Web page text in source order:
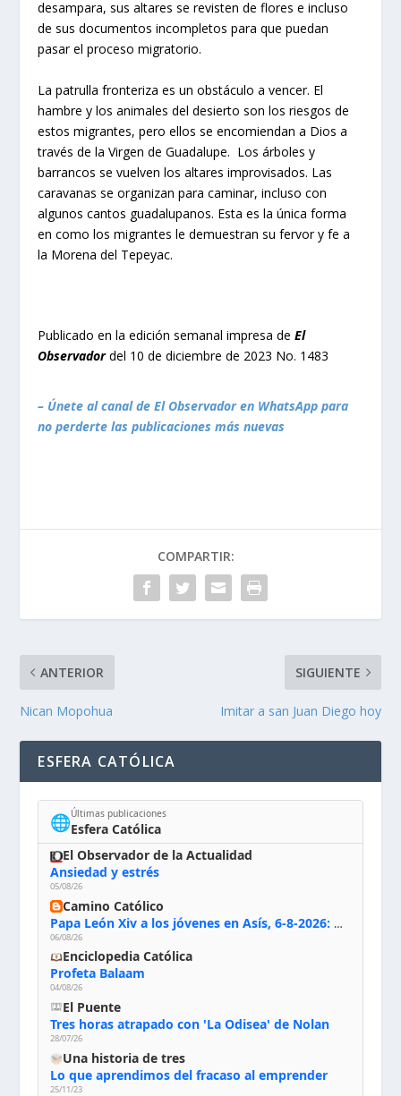
desampara, sus altares se revisten de flores e incluso
de sus documentos incompletos para que puedan
pasar el proceso migratorio.
La patrulla fronteriza es un obstáculo a vencer. El
hambre y los animales del desierto son los riesgos de
estos migrantes, pero ellos se encomiendan a Dios a
través de la Virgen de Guadalupe. Los árboles y
barrancos se vuelven los altares improvisados. Las
caravanas se organizan para caminar, incluso con
algunos cantos guadalupanos. Esta es la única forma
en como los migrantes le demuestran su fervor y fe a
la Morena del Tepeyac.
Publicado en la edición semanal impresa deEl
Observadordel 10 de diciembre de 2023 No. 1483
– Únete al canal de El Observador en WhatsApp para
no perderte las publicaciones más nuevas
COMPARTIR:
ANTERIOR
Nican Mopohua
SIGUIENTE
Imitar a san Juan Diego hoy
ESFERA CATÓLICA
🌐Últimas publicaciones
Esfera Católica
El Observador de la Actualidad
Ansiedad y estrés
05/08/26
Camino Católico
Papa León Xiv a los jóvenes en Asís, 6-8-2026: «De san Francisco aprendan la radicalidad evangélica: no los vuelve ciegos ni violentos, sino sensibles, atentos, siempre en el seguimiento de Jesús, humildes y acogiendo a todos»
06/08/26
Enciclopedia Católica
Profeta Balaam
04/08/26
El Puente
Tres horas atrapado con 'La Odisea' de Nolan
28/07/26
Una historia de tres
Lo que aprendimos del fracaso al emprender
25/11/23